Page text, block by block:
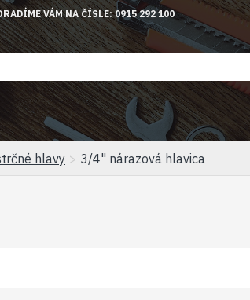
VÁM NA ČÍSLE: 0915 292 100
hlavy 3/4" nárazová hlavica